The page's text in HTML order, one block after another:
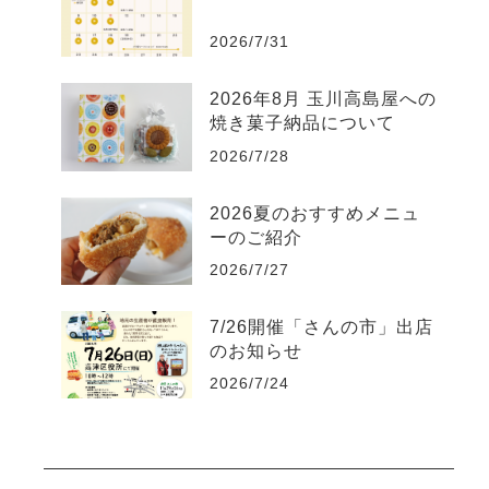
2026/7/31
2026年8月 玉川高島屋への
焼き菓子納品について
2026/7/28
2026夏のおすすめメニュ
ーのご紹介
2026/7/27
7/26開催「さんの市」出店
のお知らせ
2026/7/24